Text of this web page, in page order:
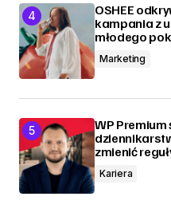
OSHEE
kampania z
młodego
Marketing
WP
zmienić
Kariera